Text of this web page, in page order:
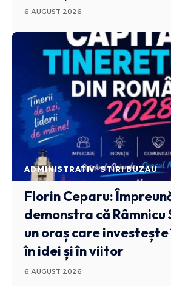
6 AUGUST 2026
ADMINISTRATIV STIRI BUZAU
Florin Ceparu:
demonstra că
un oraș care
în idei și în viitor
6 AUGUST 2026